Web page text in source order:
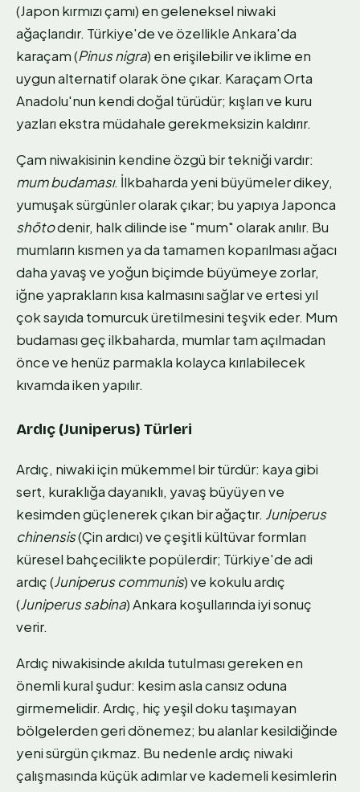
(Japon kırmızı çamı) en geleneksel niwaki
ağaçlarıdır. Türkiye'de ve özellikle Ankara'da
karaçam (Pinus nigra) en erişilebilir ve iklime en
uygun alternatif olarak öne çıkar. Karaçam Orta
Anadolu'nun kendi doğal türüdür; kışları ve kuru
yazları ekstra müdahale gerekmeksizin kaldırır.
Çam niwakisinin kendine özgü bir tekniği vardır:
mum budaması. İlkbaharda yeni büyümeler dikey,
yumuşak sürgünler olarak çıkar; bu yapıya Japonca
shōtodenir, halk dilinde ise "mum" olarak anılır. Bu
mumların kısmen ya da tamamen koparılması ağacı
daha yavaş ve yoğun biçimde büyümeye zorlar,
iğne yaprakların kısa kalmasını sağlar ve ertesi yıl
çok sayıda tomurcuk üretilmesini teşvik eder. Mum
budaması geç ilkbaharda, mumlar tam açılmadan
önce ve henüz parmakla kolayca kırılabilecek
kıvamda iken yapılır.
Ardıç (Juniperus) Türleri
Ardıç, niwaki için mükemmel bir türdür: kaya gibi
sert, kuraklığa dayanıklı, yavaş büyüyen ve
kesimden güçlenerek çıkan bir ağaçtır. Juniperus
chinensis(Çin ardıcı) ve çeşitli kültüvar formları
küresel bahçecilikte popülerdir; Türkiye'de adi
ardıç (Juniperus communis) ve kokulu ardıç
(Juniperus sabina) Ankara koşullarında iyi sonuç
verir.
Ardıç niwakisinde akılda tutulması gereken en
önemli kural şudur: kesim asla cansız oduna
girmemelidir. Ardıç, hiç yeşil doku taşımayan
bölgelerden geri dönemez; bu alanlar kesildiğinde
yeni sürgün çıkmaz. Bu nedenle ardıç niwaki
çalışmasında küçük adımlar ve kademeli kesimlerin